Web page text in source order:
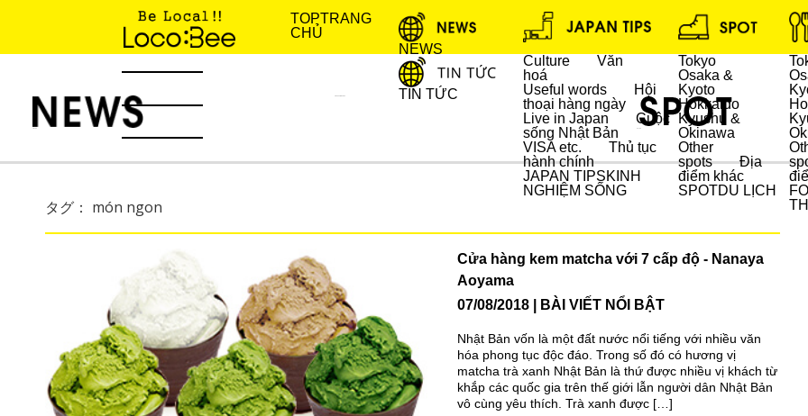
TOPTRANG
CHỦ
NEWS
TIN TỨC
Culture
Văn
hoá
Useful words
Hội
thoại hàng ngày
Live in Japan
Cuộc
sống Nhật Bản
VISA etc.
Thủ tục
hành chính
JAPAN TIPSKINH
NGHIỆM SỐNG
Tokyo
Osaka &
Kyoto
Hokkaido
Kyushu &
Okinawa
Other
spots
Địa
điểm khác
SPOTDU LỊCH
タグ： món ngon
Cửa hàng kem matcha với 7 cấp độ - Nanaya
Aoyama
07/08/2018
BÀI VIẾT NỔI BẬT
Nhật Bản vốn là một đất nước nổi tiếng với nhiều văn
hóa phong tục độc đáo. Trong số đó có hương vị
matcha trà xanh Nhật Bản là thứ được nhiều vị khách từ
khắp các quốc gia trên thế giới lẫn người dân Nhật Bản
vô cùng yêu thích. Trà xanh được […]